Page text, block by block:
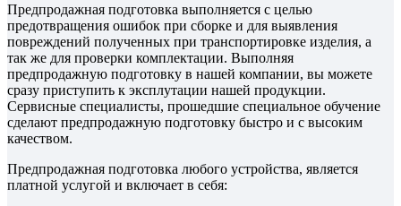
Предпродажная подготовка выполняется с целью
предотвращения ошибок при сборке и для выявления
повреждений полученных при транспортировке изделия, а
так же для проверки комплектации. Выполняя
предпродажную подготовку в нашей компании, вы можете
сразу приступить к эксплутации нашей продукции.
Сервисные специалисты, прошедшие специальное обучение
сделают предпродажную подготовку быстро и с высоким
качеством.
Предпродажная подготовка любого устройства, является
платной услугой и включает в себя: